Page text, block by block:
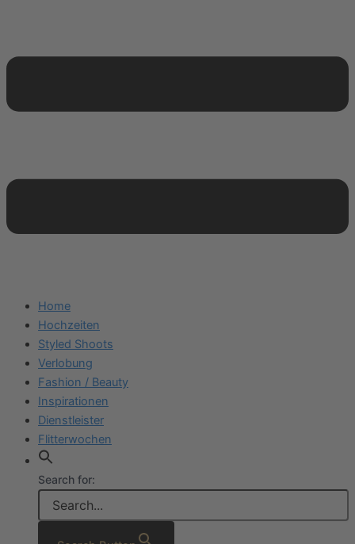
Home
Hochzeiten
Styled Shoots
Verlobung
Fashion / Beauty
Inspirationen
Dienstleister
Flitterwochen
Search for: